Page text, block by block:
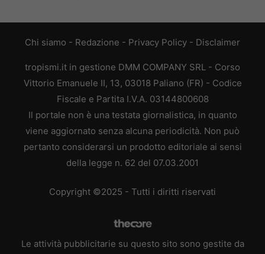
Chi siamo - Redazione - Privacy Policy - Disclaimer
tropismi.it in gestione DMM COMPANY SRL - Corso
Vittorio Emanuele II, 13, 03018 Paliano (FR) - Codice
Fiscale e Partita I.V.A. 03144800608
Il portale non è una testata giornalistica, in quanto
viene aggiornato senza alcuna periodicità. Non può
pertanto considerarsi un prodotto editoriale ai sensi
della legge n. 62 del 07.03.2001
Copyright ©2025 - Tutti i diritti riservati
Le attività pubblicitarie su questo sito sono gestite da